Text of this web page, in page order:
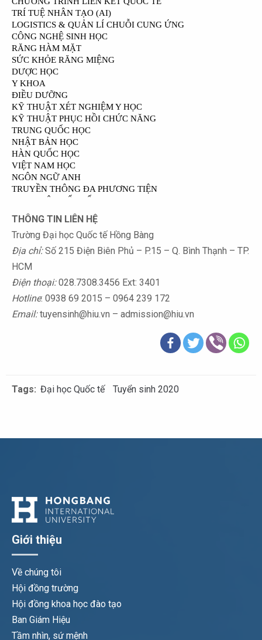
THÔNG TIN LIÊN HỆ
Trường Đại học Quốc tế Hồng Bàng
Địa chỉ:Số 215 Điện Biên Phủ – P.15 – Q. Bình Thạnh – TP.
HCM
Điện thoại:028.7308.3456 Ext: 3401
Hotline: 0938 69 2015 – 0964 239 172
Email:tuyensinh@hiu.vn – admission@hiu.vn
Tags: Đại học Quốc tế Tuyển sinh 2020
Giới thiệu
Về chúng tôi
Hội đồng trường
Hội đồng khoa học đào tạo
Ban Giám Hiệu
Tầm nhìn, sứ mệnh